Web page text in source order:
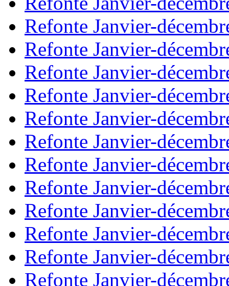
Refonte Janvier-
Refonte Janvier-
Refonte Janvier-
Refonte Janvier-
Refonte Janvier-
Refonte Janvier-
Refonte Janvier-
Refonte Janvier-
Refonte Janvier-
Refonte Janvier-
Refonte Janvier-
Refonte Janvier-